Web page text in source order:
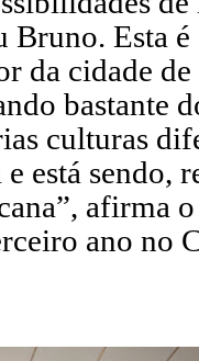
Bruno. Esta
da cidade
bastante
culturas
está sendo,
afirma
ano no